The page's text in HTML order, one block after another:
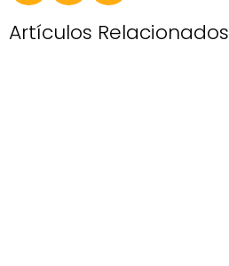
Artículos Relacionados